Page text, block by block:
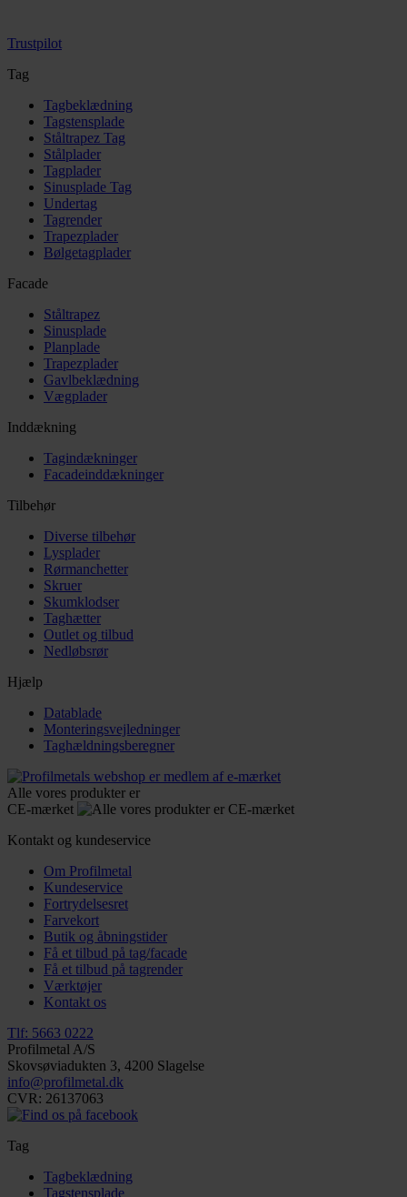
Trustpilot
Tag
Tagbeklædning
Tagstensplade
Ståltrapez Tag
Stålplader
Tagplader
Sinusplade Tag
Undertag
Tagrender
Trapezplader
Bølgetagplader
Facade
Ståltrapez
Sinusplade
Planplade
Trapezplader
Gavlbeklædning
Vægplader
Inddækning
Tagindækninger
Facadeinddækninger
Tilbehør
Diverse tilbehør
Lysplader
Rørmanchetter
Skruer
Skumklodser
Taghætter
Outlet og tilbud
Nedløbsrør
Hjælp
Datablade
Monteringsvejledninger
Taghældningsberegner
Alle vores produkter er
CE-mærket
Kontakt og kundeservice
Om Profilmetal
Kundeservice
Fortrydelsesret
Farvekort
Butik og åbningstider
Få et tilbud på tag/facade
Få et tilbud på tagrender
Værktøjer
Kontakt os
Tlf: 5663 0222
Profilmetal A/S
Skovsøviadukten 3, 4200 Slagelse
info@profilmetal.dk
CVR: 26137063
Tag
Tagbeklædning
Tagstensplade